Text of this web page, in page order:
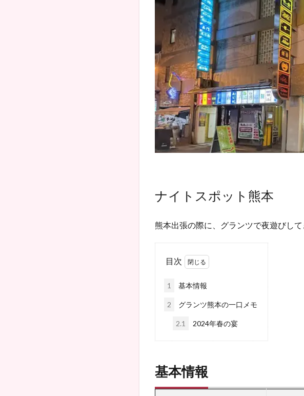
ナイトスポット熊本
熊本出張の際に、グランツで夜遊びして
目次
1 基本情報
2 グランツ熊本の一口メモ
2.1 2024年春の宴
基本情報